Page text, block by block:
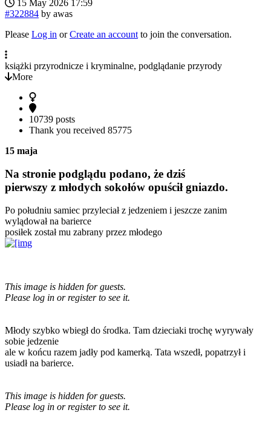
15 May 2026 17:59
#322884 by awas
Please Log in orCreate an account to join the conversation.
książki przyrodnicze i kryminalne, podglądanie przyrody
More
10739 posts
Thank you received 85775
15 maja
Na stronie podglądu podano, że dziś
pierwszy z młodych sokołów opuścił gniazdo.
Po południu samiec przyleciał z jedzeniem i jeszcze zanim
wylądował na barierce
posiłek został mu zabrany przez młodego
This image is hidden for guests.
Please log in or register to see it.
Młody szybko wbiegł do środka. Tam dzieciaki trochę wyrywały
sobie jedzenie
ale w końcu razem jadły pod kamerką. Tata wszedł, popatrzył i
usiadł na barierce.
This image is hidden for guests.
Please log in or register to see it.